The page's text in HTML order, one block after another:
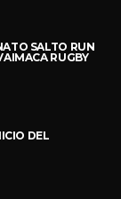
SALTO RUN
RUGBY
DEL